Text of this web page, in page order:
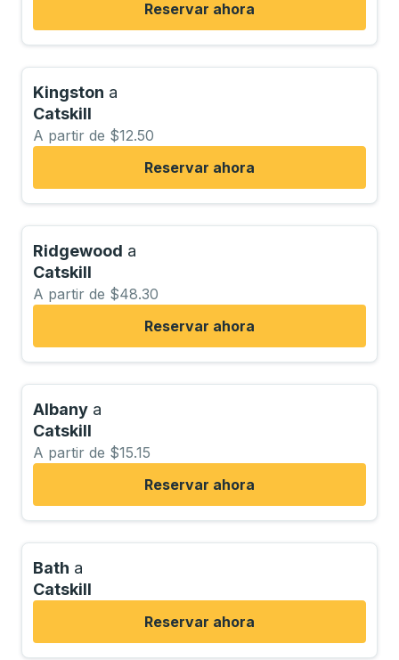
Reservar ahora
Kingston a
Catskill
A partir de $12.50
Reservar ahora
Ridgewood a
Catskill
A partir de $48.30
Reservar ahora
Albany a
Catskill
A partir de $15.15
Reservar ahora
Bath a
Catskill
Reservar ahora